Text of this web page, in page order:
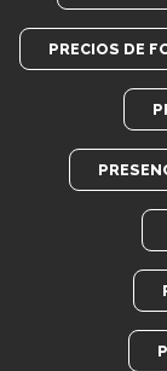
PRECIOS DE